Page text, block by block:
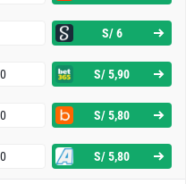
S/ 6
S/ 5,90
S/ 5,80
S/ 5,80